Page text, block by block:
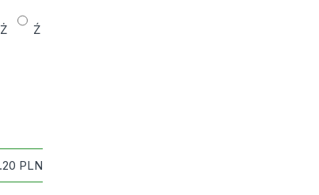
Ż Ź
PLN